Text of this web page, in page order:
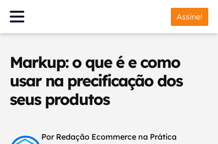
Assine!
Markup: o que é e como
usar na precificação dos
seus produtos
Por Redação Ecommerce na Prática